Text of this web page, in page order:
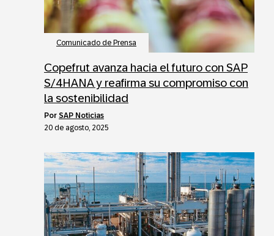
Comunicado de Prensa
Copefrut avanza hacia el futuro con SAP
S/4HANA y reafirma su compromiso con
la sostenibilidad
por SAP Noticias
20 de agosto, 2025